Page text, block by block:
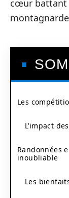
cœur battant
Les
L’impact
Randonnées
inoubliable
Les